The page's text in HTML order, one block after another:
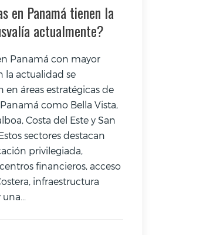
en Panamá tienen la
actualmente?
Panamá con mayor
la actualidad se
en áreas estratégicas de
como Bella Vista,
Costa del Este y San
sectores destacan
privilegiada,
financieros, acceso
infraestructura